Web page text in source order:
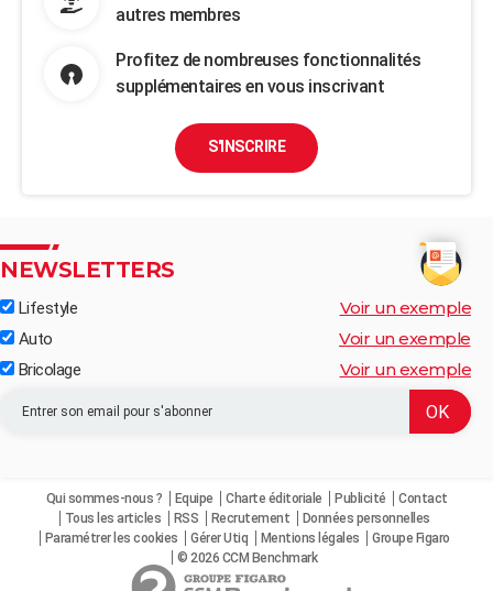
autres membres
Profitez de nombreuses fonctionnalités
supplémentaires en vous inscrivant
S'INSCRIRE
NEWSLETTERS
Lifestyle Voir un exemple
Auto Voir un exemple
Bricolage Voir un exemple
Qui sommes-nous ? Equipe Charte éditoriale Publicité
Contact
Tous les articles
RSS Recrutement
Données personnelles
Paramétrer les cookies
Gérer Utiq Mentions légales
Groupe Figaro
© 2026 CCM Benchmark